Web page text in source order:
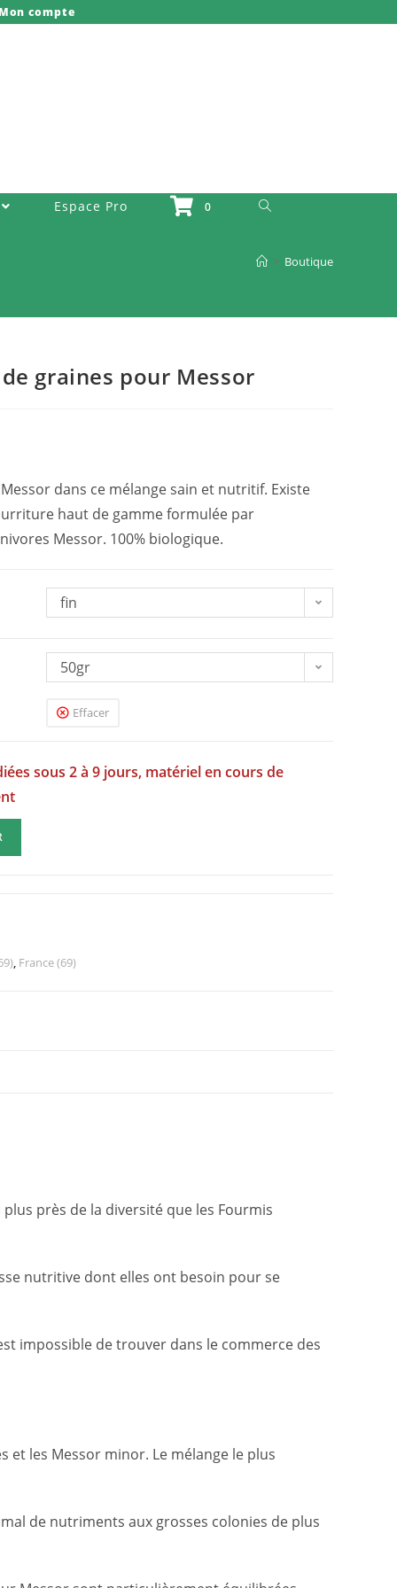
Mon compte
Espace Pro 0 Toggle Website Search
> Boutique
graines pour Messor
dans ce mélange sain et nutritif. Existe
haut de gamme formulée par
Messor. 100% biologique.
fin
50gr
Effacer
sous 2 à 9 jours, matériel en cours de
, France (69)
près de la diversité que les Fourmis
nutritive dont elles ont besoin pour se
impossible de trouver dans le commerce des
et les Messor minor. Le mélange le plus
de nutriments aux grosses colonies de plus